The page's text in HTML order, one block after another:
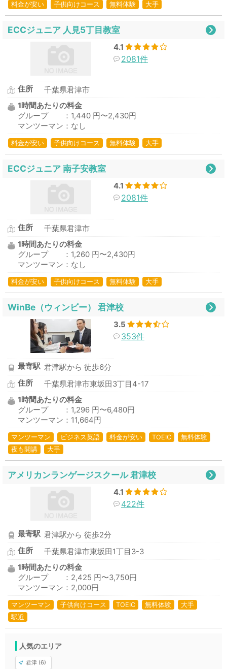
料金が安い 子供向けコース 無料体験 大手
ECCジュニア 人見5丁目教室
4.1
2081件
住所
千葉県君津市
1時間あたりの料金
グループ ：1,440 円〜2,430円
マンツーマン：なし
料金が安い 子供向けコース 無料体験 大手
ECCジュニア 南子安教室
4.1
2081件
住所
千葉県君津市
1時間あたりの料金
グループ ：1,260 円〜2,430円
マンツーマン：なし
料金が安い 子供向けコース 無料体験 大手
WinBe（ウィンビー） 君津校
3.5
353件
最寄駅 君津駅から 徒歩6分
住所
千葉県君津市東坂田3丁目4-17
1時間あたりの料金
グループ ：1,296 円〜6,480円
マンツーマン：11,664円
マンツーマン ビジネス英語 料金が安い TOEIC
無料体験
夜も開講
大手
アメリカンランゲージスクール 君津校
4.1
422件
最寄駅 君津駅から 徒歩2分
住所
千葉県君津市東坂田1丁目3-3
1時間あたりの料金
グループ ：2,425 円〜3,750円
マンツーマン：2,000円
マンツーマン 子供向けコース TOEIC 無料体験
大手
駅近
人気のエリア
君津 (6)